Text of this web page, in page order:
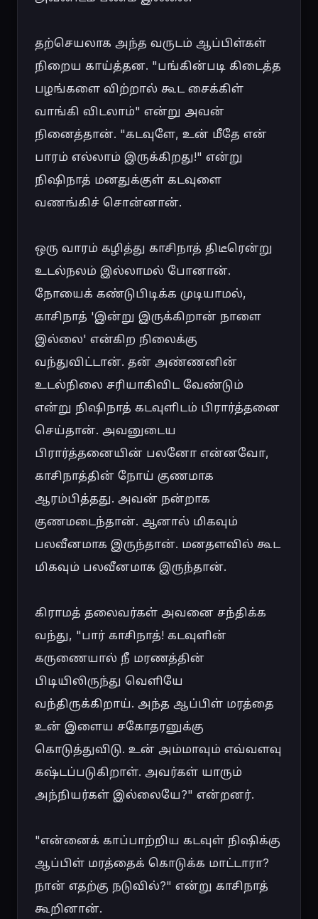
தற்செயலாக அந்த வருடம் ஆப்பிள்கள்
நிறைய காய்த்தன. "பங்கின்படி கிடைத்த
பழங்களை விற்றால் கூட சைக்கிள்
வாங்கி விடலாம்" என்று அவன்
நினைத்தான். "கடவுளே, உன் மீதே என்
பாரம் எல்லாம் இருக்கிறது!" என்று
நிஷிநாத் மனதுக்குள் கடவுளை
வணங்கிச் சொன்னான்.
ஒரு வாரம் கழித்து காசிநாத் திடீரென்று
உடல்நலம் இல்லாமல் போனான்.
நோயைக் கண்டுபிடிக்க முடியாமல்,
காசிநாத் 'இன்று இருக்கிறான் நாளை
இல்லை' என்கிற நிலைக்கு
வந்துவிட்டான். தன் அண்ணனின்
உடல்நிலை சரியாகிவிட வேண்டும்
என்று நிஷிநாத் கடவுளிடம் பிரார்த்தனை
செய்தான். அவனுடைய
பிரார்த்தனையின் பலனோ என்னவோ,
காசிநாத்தின் நோய் குணமாக
ஆரம்பித்தது. அவன் நன்றாக
குணமடைந்தான். ஆனால் மிகவும்
பலவீனமாக இருந்தான். மனதளவில் கூட
மிகவும் பலவீனமாக இருந்தான்.
கிராமத் தலைவர்கள் அவனை சந்திக்க
வந்து, "பார் காசிநாத்! கடவுளின்
கருணையால் நீ மரணத்தின்
பிடியிலிருந்து வெளியே
வந்திருக்கிறாய். அந்த ஆப்பிள் மரத்தை
உன் இளைய சகோதரனுக்கு
கொடுத்துவிடு. உன் அம்மாவும் எவ்வளவு
கஷ்டப்படுகிறாள். அவர்கள் யாரும்
அந்நியர்கள் இல்லையே?" என்றனர்.
"என்னைக் காப்பாற்றிய கடவுள் நிஷிக்கு
ஆப்பிள் மரத்தைக் கொடுக்க மாட்டாரா?
நான் எதற்கு நடுவில்?" என்று காசிநாத்
கூறினான்.